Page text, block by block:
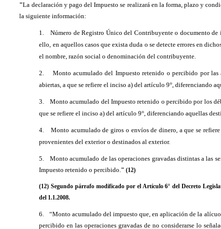
"La declaración y pago del Impuesto se realizará en la forma, plazo y
la siguiente información:
1.
Número de Registro Único del Contribuyente o documento
ello, en aquellos casos que exista duda o se detecte errores en
el nombre, razón social o denominación del contribuyente.
2.
Monto acumulado del Impuesto retenido o percibido por
abiertas, a que se refiere el inciso a) del artículo 9°, diferenciando
3.
Monto acumulado del Impuesto retenido o percibido por los
que se refiere el inciso a) del artículo 9°, diferenciando aquellas
4.
Monto acumulado de giros o envíos de dinero, a que se
provenientes del exterior o destinados al exterior.
5.
Monto acumulado de las operaciones gravadas distintas a las
Impuesto retenido o percibido. " (12)
(12) Segundo párrafo modificado por el Artículo 6° del Decreto
del 1.1.2008.
6.
“Monto acumulado del impuesto que, en aplicación de la
percibido en las operaciones gravadas de no considerarse lo